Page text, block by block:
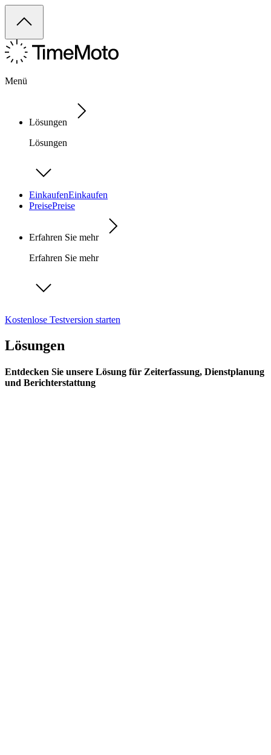
Menü
Lösungen
Lösungen
EinkaufenEinkaufen
PreisePreise
Erfahren Sie mehr
Erfahren Sie mehr
Kostenlose Testversion starten
Lösungen
Entdecken Sie unsere Lösung für Zeiterfassung, Dienstplanung
und Berichterstattung